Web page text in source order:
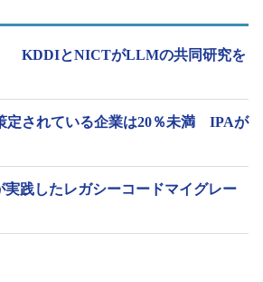
KDDIとNICTがLLMの共同研究を
定されている企業は20％未満 IPAが
践したレガシーコードマイグレー